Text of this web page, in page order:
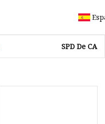
SPD De CA